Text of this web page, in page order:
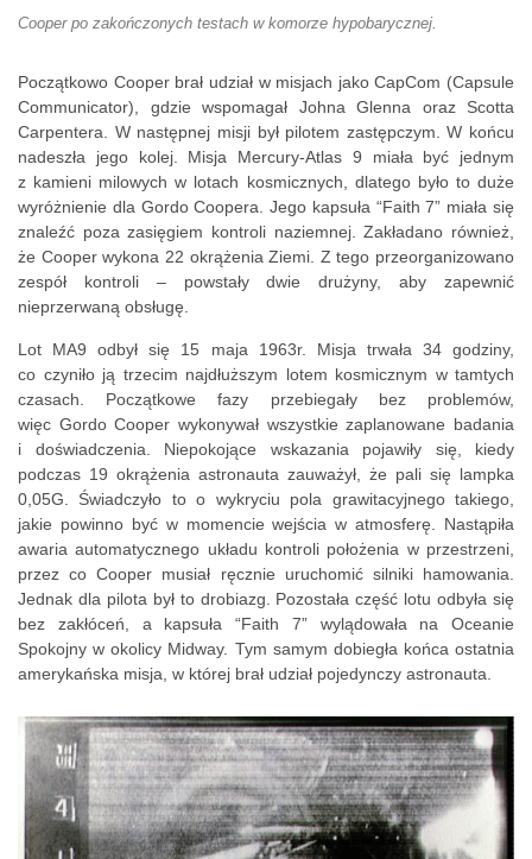
Cooper po zakończonych testach w komorze hypobarycznej.
Początkowo Cooper brał udział w misjach jako CapCom (Capsule
Communicator), gdzie wspomagał Johna Glenna oraz Scotta
Carpentera. W następnej misji był pilotem zastępczym. W końcu
nadeszła jego kolej. Misja Mercury-Atlas 9 miała być jednym
z kamieni milowych w lotach kosmicznych, dlatego było to duże
wyróżnienie dla Gordo Coopera. Jego kapsuła “Faith 7” miała się
znaleźć poza zasięgiem kontroli naziemnej. Zakładano również,
że Cooper wykona 22 okrążenia Ziemi. Z tego przeorganizowano
zespół kontroli – powstały dwie drużyny, aby zapewnić
nieprzerwaną obsługę.
Lot MA9 odbył się 15 maja 1963r. Misja trwała 34 godziny,
co czyniło ją trzecim najdłuższym lotem kosmicznym w tamtych
czasach. Początkowe fazy przebiegały bez problemów,
więc Gordo Cooper wykonywał wszystkie zaplanowane badania
i doświadczenia. Niepokojące wskazania pojawiły się, kiedy
podczas 19 okrążenia astronauta zauważył, że pali się lampka
0,05G. Świadczyło to o wykryciu pola grawitacyjnego takiego,
jakie powinno być w momencie wejścia w atmosferę. Nastąpiła
awaria automatycznego układu kontroli położenia w przestrzeni,
przez co Cooper musiał ręcznie uruchomić silniki hamowania.
Jednak dla pilota był to drobiazg. Pozostała część lotu odbyła się
bez zakłóceń, a kapsuła “Faith 7” wylądowała na Oceanie
Spokojny w okolicy Midway. Tym samym dobiegła końca ostatnia
amerykańska misja, w której brał udział pojedynczy astronauta.